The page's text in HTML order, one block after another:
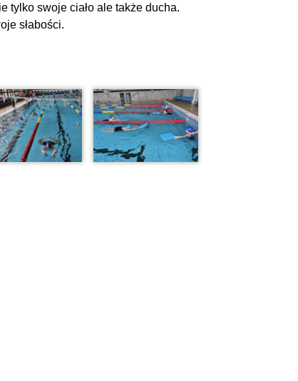
tylko swoje ciało ale także ducha.
słabości.